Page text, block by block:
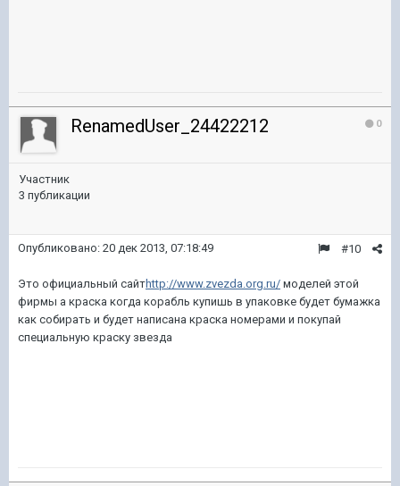
0
RenamedUser_24422212
Участник
3 публикации
#10
Опубликовано: 20 дек 2013, 07:18:49
Это официальный сайтhttp://www.zvezda.org.ru/ моделей этой
фирмы а краска когда корабль купишь в упаковке будет бумажка
как собирать и будет написана краска номерами и покупай
специальную краску звезда